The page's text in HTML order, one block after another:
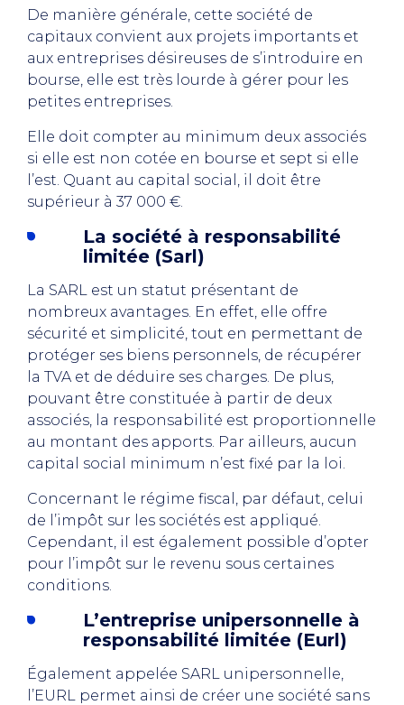
De manière générale, cette société de
capitaux convient aux projets importants et
aux entreprises désireuses de s’introduire en
bourse, elle est très lourde à gérer pour les
petites entreprises.
Elle doit compter au minimum deux associés
si elle est non cotée en bourse et sept si elle
l’est. Quant au capital social, il doit être
supérieur à 37 000 €.
La société à responsabilité
limitée (Sarl)
La SARL est un statut présentant de
nombreux avantages. En effet, elle offre
sécurité et simplicité, tout en permettant de
protéger ses biens personnels, de récupérer
la TVA et de déduire ses charges. De plus,
pouvant être constituée à partir de deux
associés, la responsabilité est proportionnelle
au montant des apports. Par ailleurs, aucun
capital social minimum n’est fixé par la loi.
Concernant le régime fiscal, par défaut, celui
de l’impôt sur les sociétés est appliqué.
Cependant, il est également possible d’opter
pour l’impôt sur le revenu sous certaines
conditions.
L’entreprise unipersonnelle à
responsabilité limitée (Eurl)
Également appelée SARL unipersonnelle,
l’EURL permet ainsi de créer une société sans